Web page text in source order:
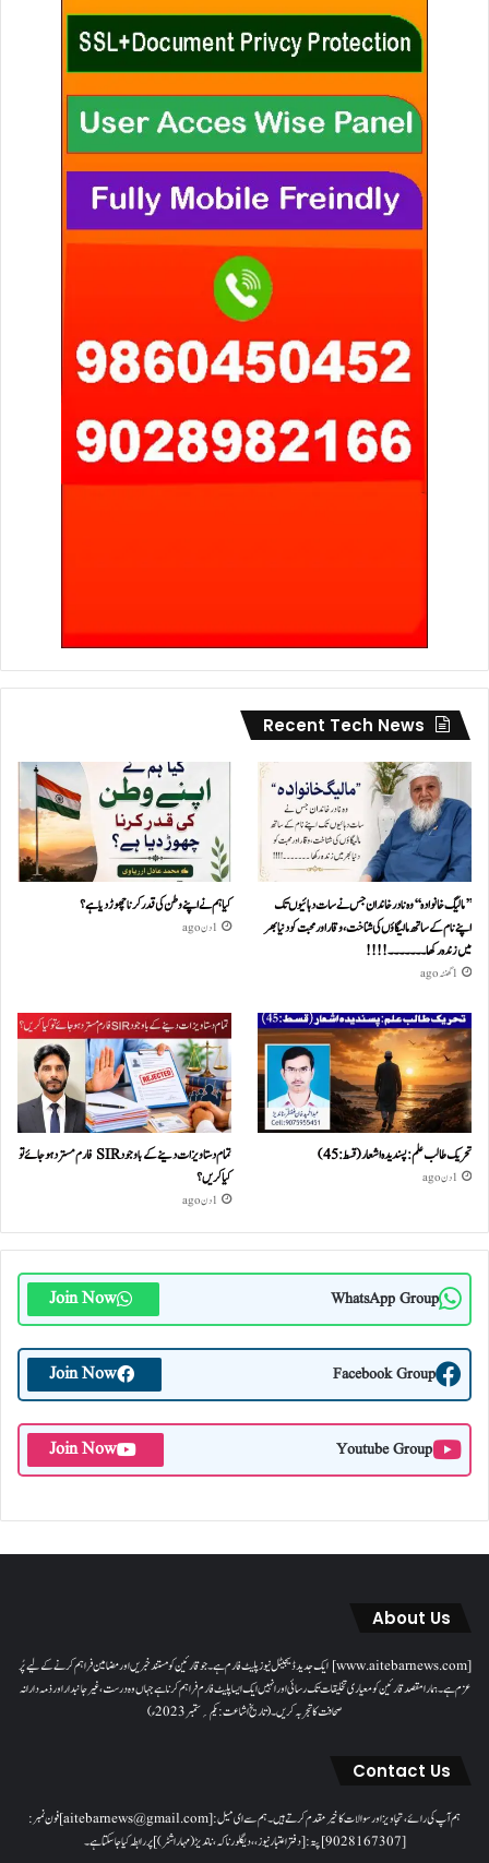
Recent Tech News
’’مالیگ خانوادہ‘‘ وہ نادر خاندان جس نے سات دہائیوں تک
اپنے نام کے ساتھ مالیگاؤں کی شناخت، وقار اور محبت کو دنیا بھر
میں زندہ رکھا ۔۔۔۔۔۔۔!!!!
1 گھنٹہ ago
کیا ہم نے اپنے وطن کی قدر کرنا چھوڑ دیا ہے؟
1 دن ago
تحریک طالب علم: پسندیدہ اشعار (قسط:45)
1 دن ago
تمام دستاویزات دینے کے باوجود SIR فارم مسترد ہو جائے تو
کیا کریں؟
1 دن ago
WhatsApp Group
Join Now
Facebook Group
Join Now
Youtube Group
Join Now
About Us
[www.aitebarnews.com] ایک جدید ڈیجیٹل نیوز پلیٹ فارم ہے۔ جو قارئین کو مستند خبریں اور مضامین فراہم کرنے کے لیے پُر
عزم ہے۔ ہمارا مقصدقارئین کو معیاری تخلیقات تک رسائی اور انہیں ایک ایسا پلیٹ فارم فراہم کرنا ہے جہاں وہ درست، غیر جانبدار اور ذمہ دارانہ
صحافت کا تجربہ کریں۔( تاریخ اشاعت : یکم؍ ستمبر 2023ء)
Contact Us
ہم آپ کی رائے، تجاویز اور سوالات کا خیرمقدم کرتے ہیں۔ ہم سےای میل: [aitebarnews@gmail.com]فون نمبر:
[9028167307]پتہ: [دفتر اعتبار نیوز، ، دیگلور ناکہ، ناندیڑ(مہاراشٹر) ] پر رابطہ کیا جاسکتا ہے۔